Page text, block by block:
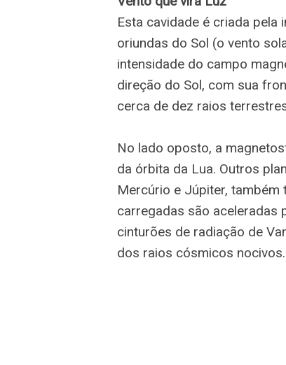
Esta cavidade é criada
oriundas do Sol (o vento
intensidade do campo
direção do Sol, com sua
cerca de dez raios
No lado oposto, a
da órbita da Lua. Outros
Mercúrio e Júpiter,
carregadas são aceleradas
cinturões de radiação de
dos raios cósmicos nocivos.